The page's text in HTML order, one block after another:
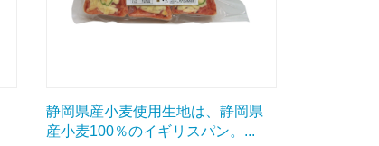
静岡県産小麦使用生地は、静岡県
産小麦100％のイギリスパン。...